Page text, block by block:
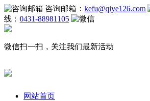
咨询邮箱： kefu@qiye126.com
线： 0431-88981105
微信扫一扫，关注我们最新活动
网站首页